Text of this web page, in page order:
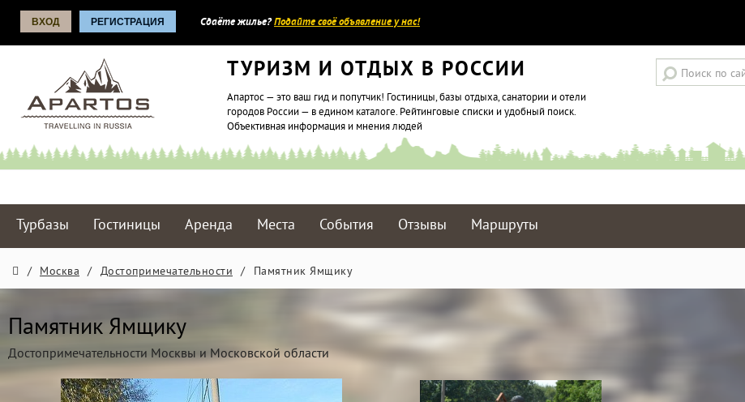
ВХОД РЕГИСТРАЦИЯ Сдаёте жилье?Подайте своё объявление у нас!
ТУРИЗМ И ОТДЫХ В РОССИИ
Апартос — это ваш гид и попутчик! Гостиницы, базы отдыха, санатории и отели
городов России — в едином каталоге. Рейтинговые списки и удобный поиск.
Объективная информация и мнения людей
Турбазы Гостиницы Аренда Места События Отзывы Маршруты
/ Москва / Достопримечательности / Памятник Ямщику
Памятник Ямщику
Достопримечательности Москвы и Московской области